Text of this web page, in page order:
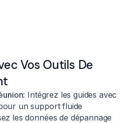
Vos Outils De
: Intégrez les guides avec
un support fluide
les données de dépannage